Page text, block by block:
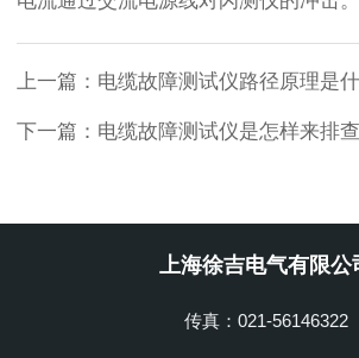
上一篇： 电缆故障测试仪路径原理是
下一篇： 电缆故障测试仪是怎样来排查故
上海徐吉电气有限公
传真：021-56146322